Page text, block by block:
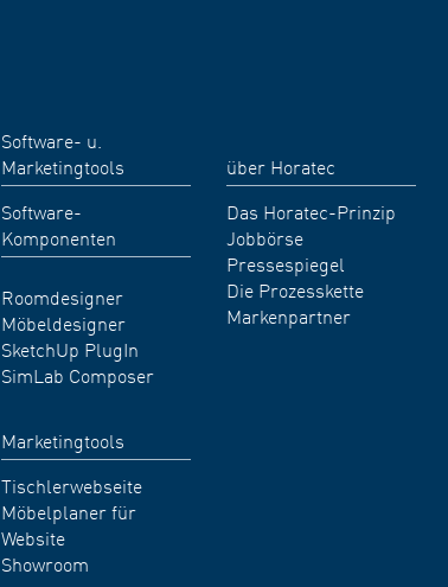
Software- u.
Marketingtools
Software-
Komponenten
Roomdesigner
Möbeldesigner
SketchUp PlugIn
SimLab Composer
Marketingtools
Tischlerwebseite
Möbelplaner für
Website
Showroom
über Horatec
Das Horatec-Prinzip
Jobbörse
Pressespiegel
Die Prozesskette
Markenpartner